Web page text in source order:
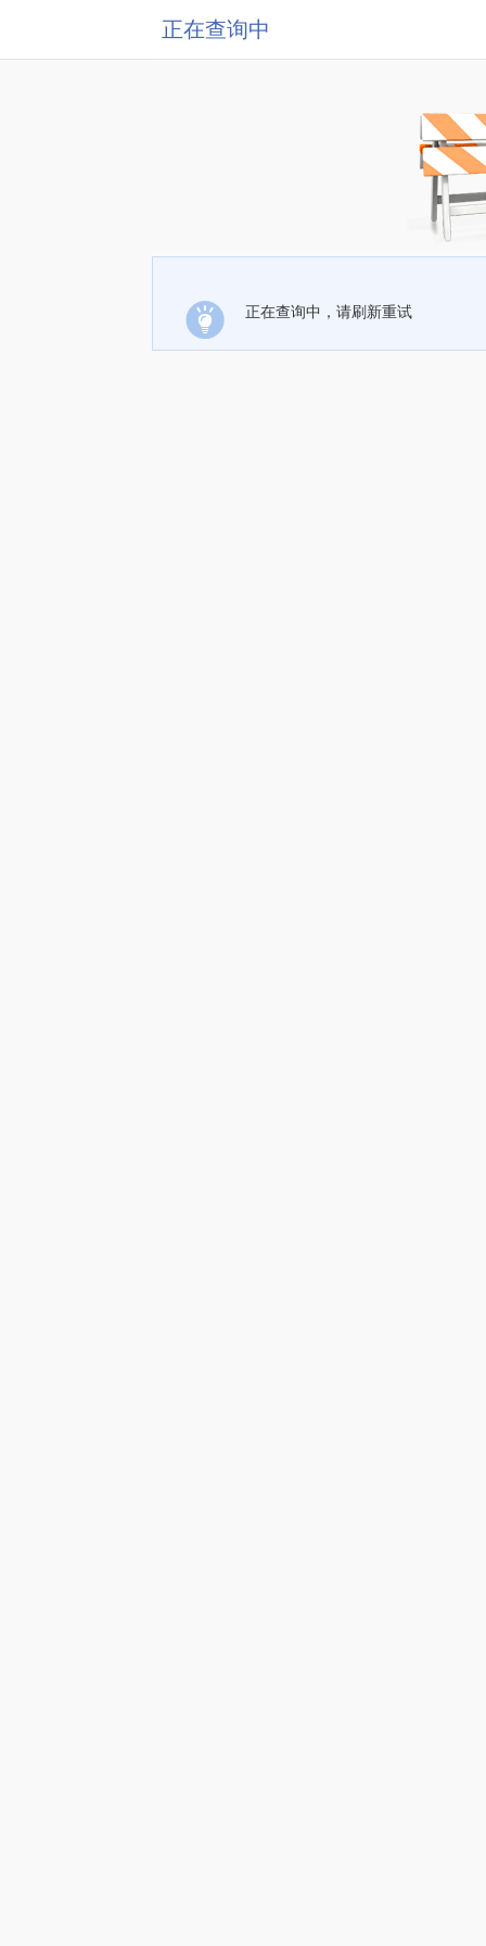
正在查询中
正在查询中，请刷新重试